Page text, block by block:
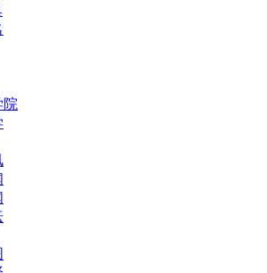
院